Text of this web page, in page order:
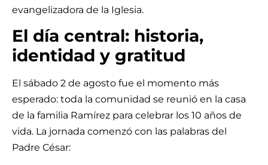
evangelizadora de la Iglesia.
El día central: historia,
identidad y gratitud
El sábado 2 de agosto fue el momento más
esperado: toda la comunidad se reunió en la casa
de la familia Ramírez para celebrar los 10 años de
vida. La jornada comenzó con las palabras del
Padre César: